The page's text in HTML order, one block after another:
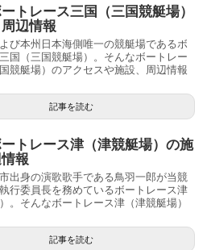
トレース三国（三国競艇場）
辺情報
び本州日本海側唯一の競艇場であるボ
国（三国競艇場）。そんなボートレー
競艇場）のアクセスや施設、周辺情報
記事を読む
ートレース津（津競艇場）の施
報
出身の演歌歌手である鳥羽一郎が当競
行委員長を務めているボートレース津
。そんなボートレース津（津競艇場）
記事を読む